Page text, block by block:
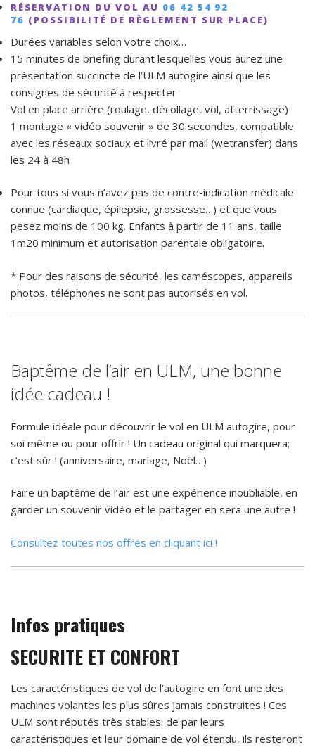
RÉSERVATION DU VOL AU 06 42 54 92
76 (POSSIBILITÉ DE RÈGLEMENT SUR PLACE)
Durées variables selon votre choix…
15 minutes de briefing durant lesquelles vous aurez une
présentation succincte de l’ULM autogire ainsi que les
consignes de sécurité à respecter
Vol en place arrière (roulage, décollage, vol, atterrissage)
1 montage « vidéo souvenir » de 30 secondes, compatible
avec les réseaux sociaux et livré par mail (wetransfer) dans
les 24 à 48h
Pour tous si vous n’avez pas de contre-indication médicale
connue (cardiaque, épilepsie, grossesse…) et que vous
pesez moins de 100 kg. Enfants à partir de 11 ans, taille
1m20 minimum et autorisation parentale obligatoire.
* Pour des raisons de sécurité, les caméscopes, appareils
photos, téléphones ne sont pas autorisés en vol.
Baptême de l’air en ULM, une bonne
idée cadeau !
Formule idéale pour découvrir le vol en ULM autogire, pour
soi même ou pour offrir ! Un cadeau original qui marquera;
c’est sûr ! (anniversaire, mariage, Noël…)
Faire un baptême de l’air est une expérience inoubliable, en
garder un souvenir vidéo et le partager en sera une autre !
Consultez toutes nos offres en cliquant ici !
Infos pratiques
SECURITE ET CONFORT
Les caractéristiques de vol de l’autogire en font une des
machines volantes les plus sûres jamais construites ! Ces
ULM sont réputés très stables: de par leurs
caractéristiques et leur domaine de vol étendu, ils resteront